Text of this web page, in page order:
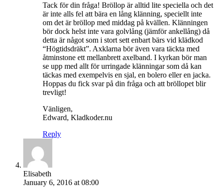
Tack för din fråga! Bröllop är alltid lite speciella och det
är inte alls fel att bära en lång klänning, speciellt inte
om det är bröllop med middag på kvällen. Klänningen
bör dock helst inte vara golvlång (jämför ankellång) då
detta är något som i stort sett enbart bärs vid klädkod
“Högtidsdräkt”. Axklarna bör även vara täckta med
åtminstone ett mellanbrett axelband. I kyrkan bör man
se upp med allt för urringade klänningar som då kan
täckas med exempelvis en sjal, en bolero eller en jacka.
Hoppas du fick svar på din fråga och att bröllopet blir
trevligt!
Vänligen,
Edward, Kladkoder.nu
Reply
Elisabeth
January 6, 2016 at 08:00